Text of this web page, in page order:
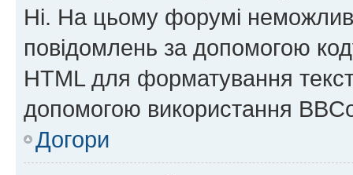
Ні. На цьому форумі
повідомлень за допомогою
HTML для форматування
допомогою використання
Догори